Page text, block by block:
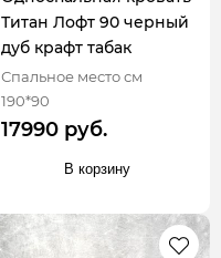
Титан Лофт 90 черный
дуб крафт табак
Спальное место см
190*90
17990 руб.
В корзину